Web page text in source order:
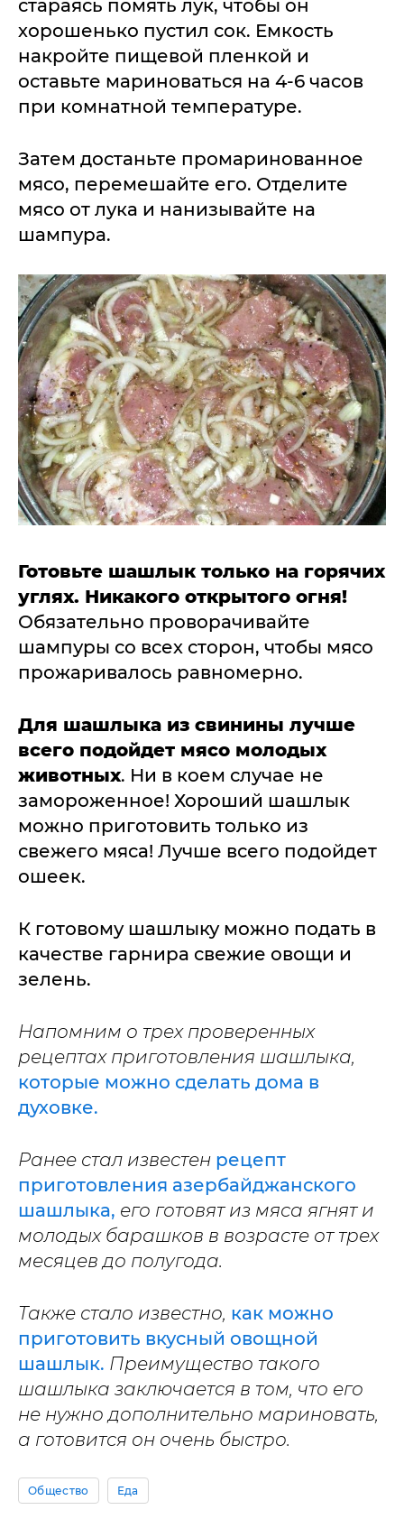
стараясь помять лук, чтобы он
хорошенько пустил сок. Емкость
накройте пищевой пленкой и
оставьте мариноваться на 4-6 часов
при комнатной температуре.
Затем достаньте промаринованное
мясо, перемешайте его. Отделите
мясо от лука и нанизывайте на
шампура.
Готовьте шашлык только на горячих
углях. Никакого открытого огня!
Обязательно проворачивайте
шампуры со всех сторон, чтобы мясо
прожаривалось равномерно.
Для шашлыка из свинины лучше
всего подойдет мясо молодых
животных. Ни в коем случае не
замороженное! Хороший шашлык
можно приготовить только из
свежего мяса! Лучше всего подойдет
ошеек.
К готовому шашлыку можно подать в
качестве гарнира свежие овощи и
зелень.
Напомним о трех проверенных
рецептах приготовления шашлыка,
которые можно сделать дома в
духовке.
Ранее стал известен рецепт
приготовления азербайджанского
шашлыка, его готовят из мяса ягнят и
молодых барашков в возрасте от трех
месяцев до полугода.
Также стало известно, как можно
приготовить вкусный овощной
шашлык. Преимущество такого
шашлыка заключается в том, что его
не нужно дополнительно мариновать,
а готовится он очень быстро.
Общество Еда